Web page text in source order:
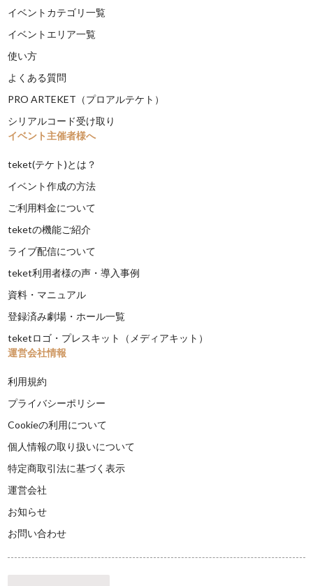
イベントカテゴリ一覧
イベントエリア一覧
使い方
よくある質問
PRO ARTEKET（プロアルテケト）
シリアルコード受け取り
イベント主催者様へ
teket(テケト)とは？
イベント作成の方法
ご利用料金について
teketの機能ご紹介
ライブ配信について
teket利用者様の声・導入事例
資料・マニュアル
登録済み劇場・ホール一覧
teketロゴ・プレスキット（メディアキット）
運営会社情報
利用規約
プライバシーポリシー
Cookieの利用について
個人情報の取り扱いについて
特定商取引法に基づく表示
運営会社
お知らせ
お問い合わせ